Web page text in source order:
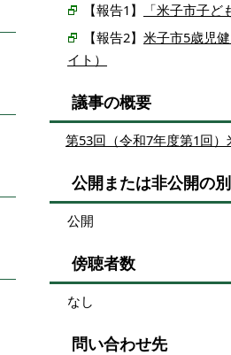
【報告1】
「米子市子
【報告2】 米子市5歳児
イト）
議事の概要
第53回（令和7年度第1回
公開または非公開の別
公開
傍聴者数
なし
問い合わせ先